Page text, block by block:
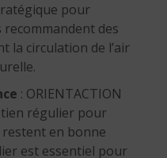
pour
des
la circulation de l’air
: ORIENTACTION
régulier pour
restent en bonne
est essentiel pour